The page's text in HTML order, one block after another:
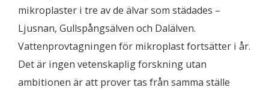
mikroplaster i tre av de älvar som städades –
Ljusnan, Gullspångsälven och Dalälven.
Vattenprovtagningen för mikroplast fortsätter i år.
Det är ingen vetenskaplig forskning utan
ambitionen är att prover tas från samma ställe